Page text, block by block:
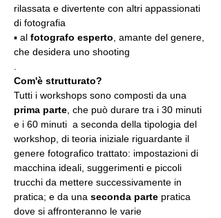
rilassata e divertente con altri appassionati
di fotografia
▪️ al fotografo esperto , amante del genere,
che desidera uno shooting
Com'è strutturato?
Tutti i workshops sono composti da una
prima parte , che può durare tra i 30 minuti
e i 60 minuti  a seconda della tipologia del
workshop, di teoria iniziale riguardante il
genere fotografico trattato: impostazioni di
macchina ideali, suggerimenti e piccoli
trucchi da mettere successivamente in
pratica; e da una seconda parte pratica
dove si affronteranno le varie